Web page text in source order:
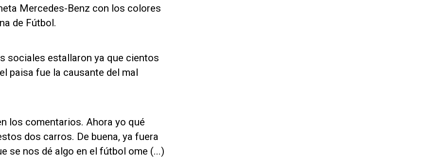
Mercedes-Benz con los colores
de Fútbol.
sociales estallaron ya que cientos
paisa fue la causante del mal
los comentarios. Ahora yo qué
dos carros. De buena, ya fuera
se nos dé algo en el fútbol ome (...)